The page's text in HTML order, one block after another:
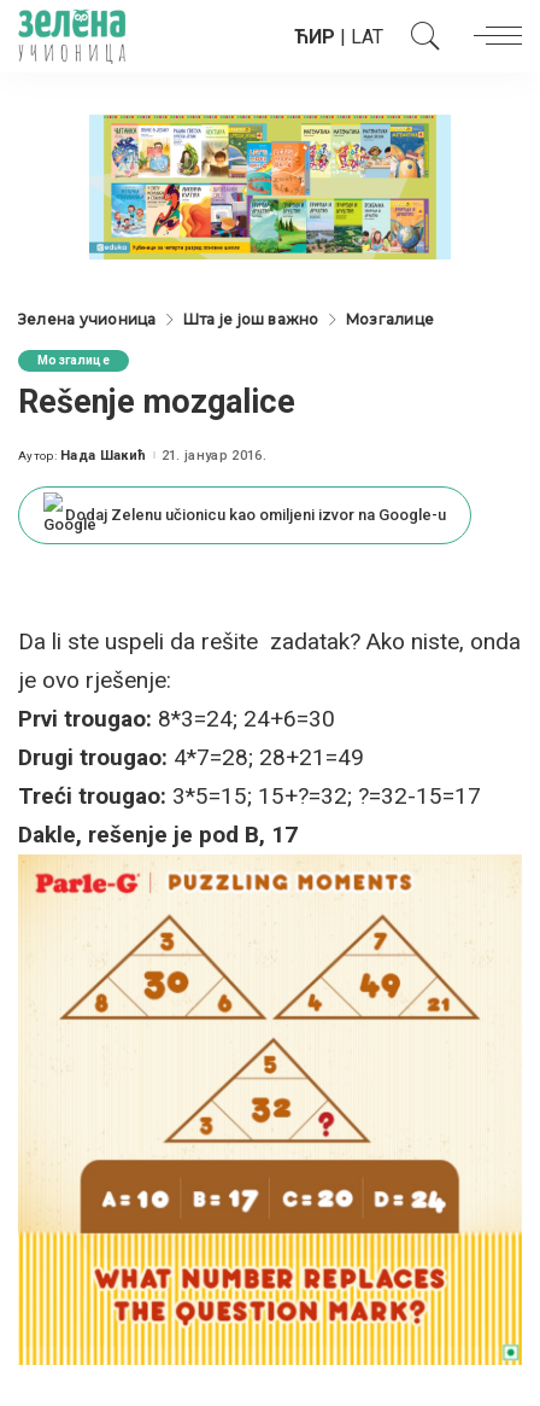
ЋИР | LAT
Зелена учионица Шта је још важно Мозгалице
Мозгалице
Rešenje mozgalice
Posted
Аутор: Нада Шакић 21. јануар 2016.
Dodaj Zelenu učionicu kao omiljeni izvor na Google-u
Da li ste uspeli da rešite zadatak? Ako niste, onda
je ovo rješenje:
Prvi trougao: 8*3=24; 24+6=30
Drugi trougao: 4*7=28; 28+21=49
Treći trougao: 3*5=15; 15+?=32; ?=32-15=17
Dakle, rešenje je pod B, 17